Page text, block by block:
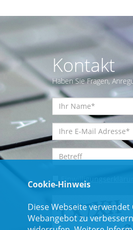
Kontakt
Haben Sie Fragen,
Cookie-Hinweis
Diese Webseite
Webangebot zu